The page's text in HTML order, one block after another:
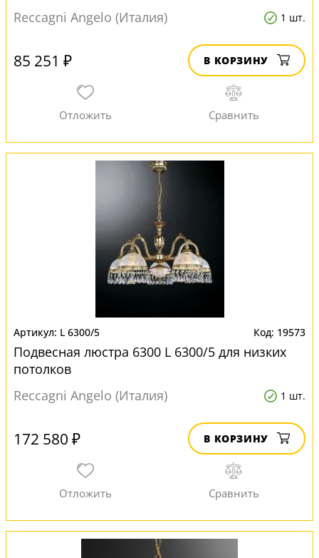
Reccagni Angelo (Италия)
1 шт.
85 251 ₽ В КОРЗИНУ
L 6300/5 19573
Подвесная люстра 6300 L 6300/5 для низких
потолков
Reccagni Angelo (Италия)
1 шт.
172 580 ₽ В КОРЗИНУ